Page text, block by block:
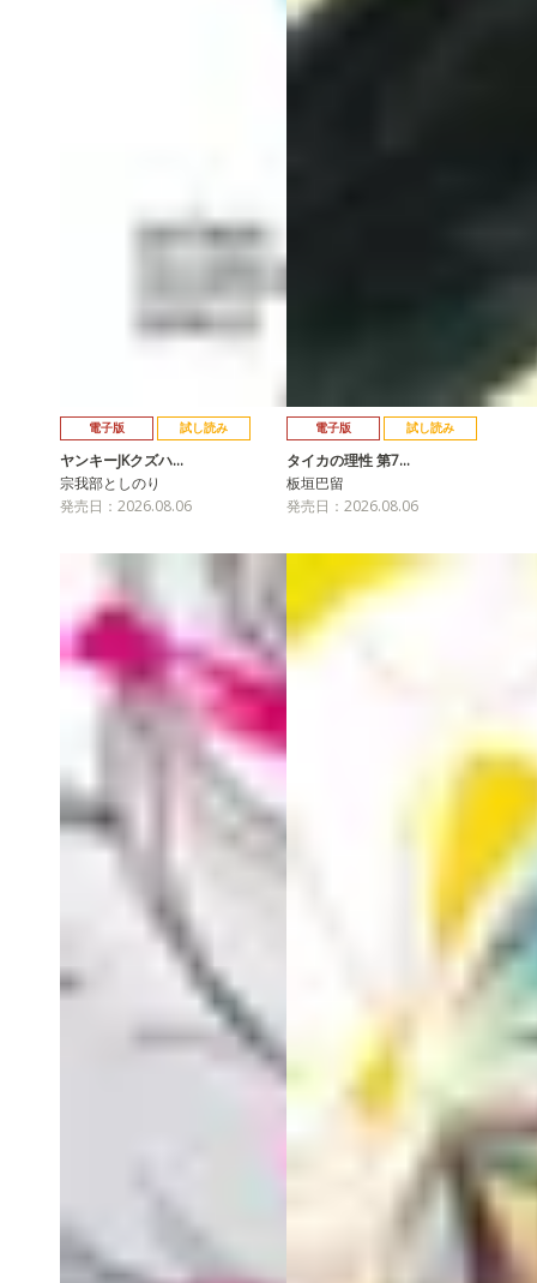
電子版 試し読み
ヤンキーJKクズハ…
宗我部としのり
発売日：2026.08.06
電子版 試し読み
タイカの理性 第7…
板垣巴留
発売日：2026.08.06